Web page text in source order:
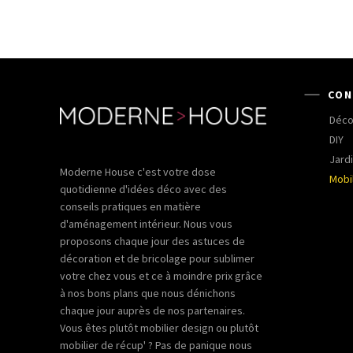
Moderne House c'est votre dose
quotidienne d'idées déco avec des
conseils pratiques en matière
d'aménagement intérieur. Nous vous
proposons chaque jour des astuces de
décoration et de bricolage pour sublimer
votre chez vous et ce à moindre prix grâce
à nos bons plans que nous dénichons
chaque jour auprès de nos partenaires.
Vous êtes plutôt mobilier design ou plutôt
mobilier de récup' ? Pas de panique nous
DIY